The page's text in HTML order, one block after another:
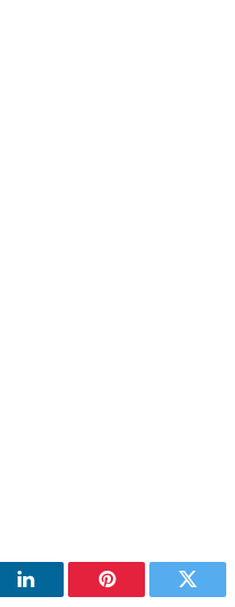
LinkedIn Pinterest Twitter